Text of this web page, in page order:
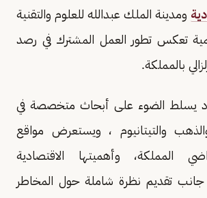
ومدينة الملك عبدالله للعلوم والتقنية
تعكس تطور العمل المشترك في رصد
بالمملكة.
يسلط الضوء على أبحاث متخصصة في
والتيتانيوم ، ويستعرض مواقع
المملكة، وأهميتها الاقتصادية
جانب تقديم نظرة شاملة حول المخاطر